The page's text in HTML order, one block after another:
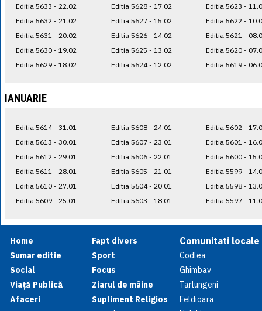
Editia 5633 - 22.02
Editia 5632 - 21.02
Editia 5631 - 20.02
Editia 5630 - 19.02
Editia 5629 - 18.02
Editia 5628 - 17.02
Editia 5627 - 15.02
Editia 5626 - 14.02
Editia 5625 - 13.02
Editia 5624 - 12.02
Editia 5623 -
Editia 5622 -
Editia 5621 -
Editia 5620 -
Editia 5619 -
IANUARIE
Editia 5614 - 31.01
Editia 5613 - 30.01
Editia 5612 - 29.01
Editia 5611 - 28.01
Editia 5610 - 27.01
Editia 5609 - 25.01
Editia 5608 - 24.01
Editia 5607 - 23.01
Editia 5606 - 22.01
Editia 5605 - 21.01
Editia 5604 - 20.01
Editia 5603 - 18.01
Editia 5602 -
Editia 5601 -
Editia 5600 -
Editia 5599 -
Editia 5598 -
Editia 5597 -
Home
Sumar editie
Social
Viață Publică
Afaceri
Fapt divers
Sport
Focus
Ziarul de mâine
Supliment Religios
Comunitati locale
Codlea
Ghimbav
Tarlungeni
Feldioara